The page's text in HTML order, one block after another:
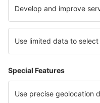
Hoteluri În Sandanski județul
Hoteluri in Poas Volcano